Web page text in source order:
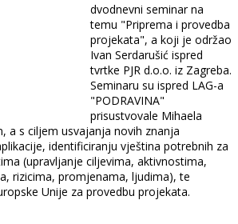
dvodnevni seminar na
temu "Priprema i provedba
projekata", a koji je održao
Ivan Serdarušić ispred
tvrtke PJR d.o.o. iz Zagreba.
Seminaru su ispred LAG-a
"PODRAVINA"
prisustvovale Mihaela
a s ciljem usvajanja novih znanja
identificiranju vještina potrebnih za
(upravljanje ciljevima, aktivnostima,
rizicima, promjenama, ljudima), te
Unije za provedbu projekata.